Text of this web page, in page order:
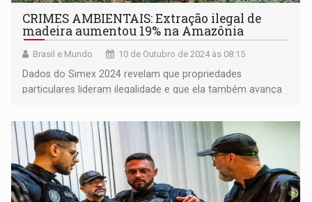
CRIMES AMBIENTAIS: Extração ilegal de
madeira aumentou 19% na Amazônia
Brasil e Mundo 10 de Outubro de 2024 às 08:15
Dados do Simex 2024 revelam que propriedades
particulares lideram ilegalidade e que ela também avança